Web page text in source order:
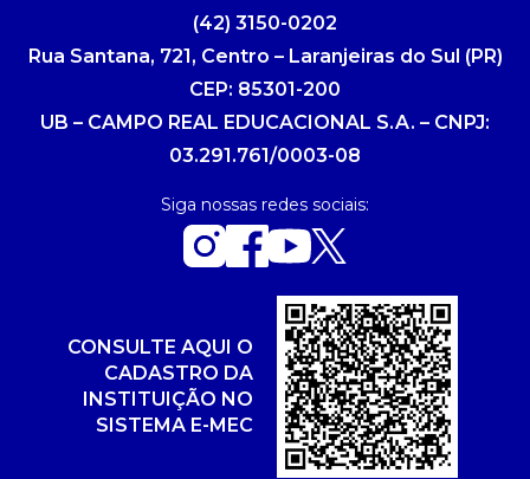
(42) 3150-0202
Rua Santana, 721, Centro – Laranjeiras do Sul (PR)
CEP: 85301-200
UB – CAMPO REAL EDUCACIONAL S.A. – CNPJ:
03.291.761/0003-08
Siga nossas redes sociais:
CONSULTE AQUI O
CADASTRO DA
INSTITUIÇÃO NO
SISTEMA E-MEC